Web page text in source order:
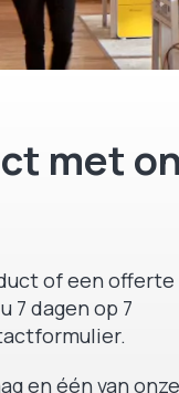
met
of een offerte
7 dagen op 7
en één van onze